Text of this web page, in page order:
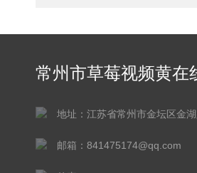
常州市草莓视频黄在
地址：江苏省常州市金坛区金
邮箱：841475174@qq.com